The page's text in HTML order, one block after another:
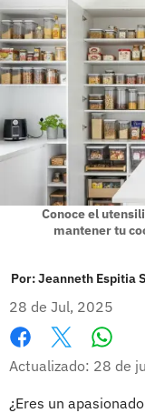
Conoce el
mantener tu
Por:Jeanneth Espitia
28 de Jul, 2025
Facebook
X
Actualizado: 28 de
¿Eres un